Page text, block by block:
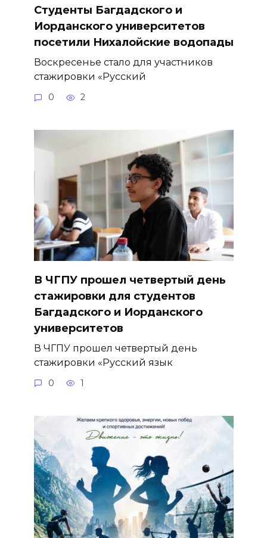
Студенты Багдадского и
Иорданского университетов
посетили Нихалойские водопады
Воскресенье стало для участников
стажировки «Русский
0 2
В ЧГПУ прошел четвертый день
стажировки для студентов
Багдадского и Иорданского
университетов
В ЧГПУ прошел четвертый день
стажировки «Русский язык
0 1